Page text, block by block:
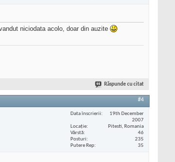
niciodata acolo, doar din auzite
Răspunde cu citat
#4
Data înscrierii
19th December
2007
Locaţie
Pitesti, Romania
Vârstă
46
Posturi
235
Putere Rep
35